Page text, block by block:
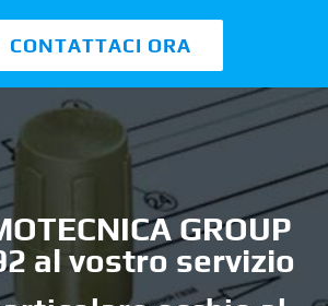
CONTATTACI ORA
GROUP
al vostro servizio